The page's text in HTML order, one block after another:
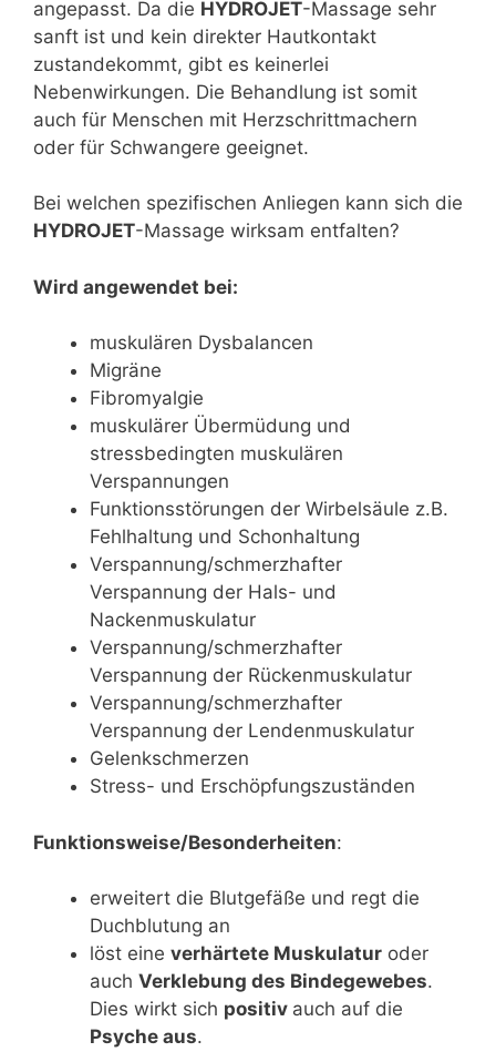
angepasst. Da die HYDROJET-Massage sehr
sanft ist und kein direkter Hautkontakt
zustandekommt, gibt es keinerlei
Nebenwirkungen. Die Behandlung ist somit
auch für Menschen mit Herzschrittmachern
oder für Schwangere geeignet.
Bei welchen spezifischen Anliegen kann sich die
HYDROJET-Massage wirksam entfalten?
Wird angewendet bei:
muskulären Dysbalancen
Migräne
Fibromyalgie
muskulärer Übermüdung und
stressbedingten muskulären
Verspannungen
Funktionsstörungen der Wirbelsäule z.B.
Fehlhaltung und Schonhaltung
Verspannung/schmerzhafter
Verspannung der Hals- und
Nackenmuskulatur
Verspannung/schmerzhafter
Verspannung der Rückenmuskulatur
Verspannung/schmerzhafter
Verspannung der Lendenmuskulatur
Gelenkschmerzen
Stress- und Erschöpfungszuständen
Funktionsweise/Besonderheiten:
erweitert die Blutgefäße und regt die
Duchblutung an
löst eine verhärtete Muskulatur oder
auch Verklebung des Bindegewebes.
Dies wirkt sich positiv auch auf die
Psyche aus.